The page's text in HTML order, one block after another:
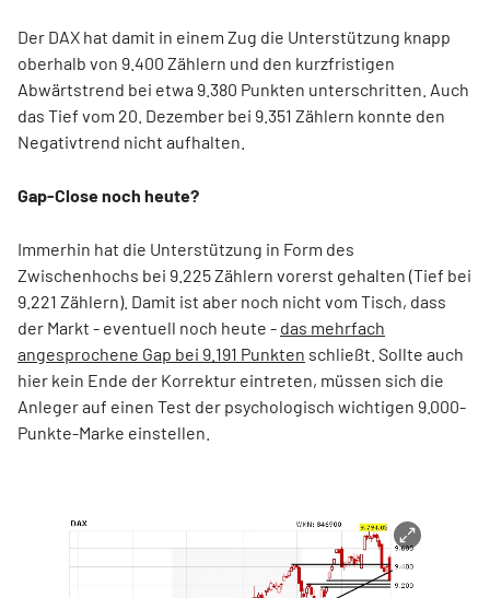
Der DAX hat damit in einem Zug die Unterstützung knapp
oberhalb von 9.400 Zählern und den kurzfristigen
Abwärtstrend bei etwa 9.380 Punkten unterschritten. Auch
das Tief vom 20. Dezember bei 9.351 Zählern konnte den
Negativtrend nicht aufhalten.
Gap-Close noch heute?
Immerhin hat die Unterstützung in Form des
Zwischenhochs bei 9.225 Zählern vorerst gehalten (Tief bei
9.221 Zählern). Damit ist aber noch nicht vom Tisch, dass
der Markt - eventuell noch heute - das mehrfach
angesprochene Gap bei 9.191 Punkten schließt. Sollte auch
hier kein Ende der Korrektur eintreten, müssen sich die
Anleger auf einen Test der psychologisch wichtigen 9.000-
Punkte-Marke einstellen.